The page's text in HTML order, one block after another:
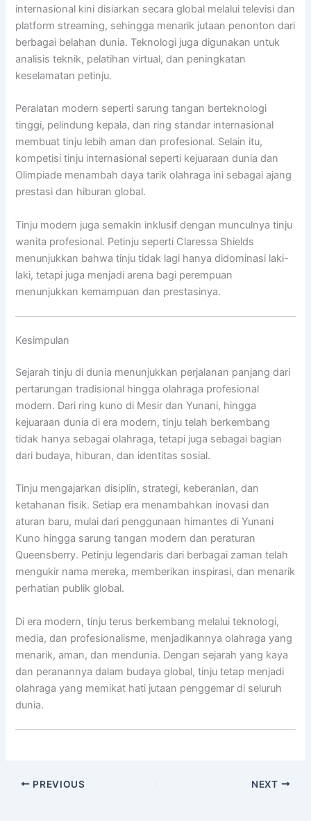
internasional kini disiarkan secara global melalui televisi dan
platform streaming, sehingga menarik jutaan penonton dari
berbagai belahan dunia. Teknologi juga digunakan untuk
analisis teknik, pelatihan virtual, dan peningkatan
keselamatan petinju.
Peralatan modern seperti sarung tangan berteknologi
tinggi, pelindung kepala, dan ring standar internasional
membuat tinju lebih aman dan profesional. Selain itu,
kompetisi tinju internasional seperti kejuaraan dunia dan
Olimpiade menambah daya tarik olahraga ini sebagai ajang
prestasi dan hiburan global.
Tinju modern juga semakin inklusif dengan munculnya tinju
wanita profesional. Petinju seperti Claressa Shields
menunjukkan bahwa tinju tidak lagi hanya didominasi laki-
laki, tetapi juga menjadi arena bagi perempuan
menunjukkan kemampuan dan prestasinya.
Kesimpulan
Sejarah tinju di dunia menunjukkan perjalanan panjang dari
pertarungan tradisional hingga olahraga profesional
modern. Dari ring kuno di Mesir dan Yunani, hingga
kejuaraan dunia di era modern, tinju telah berkembang
tidak hanya sebagai olahraga, tetapi juga sebagai bagian
dari budaya, hiburan, dan identitas sosial.
Tinju mengajarkan disiplin, strategi, keberanian, dan
ketahanan fisik. Setiap era menambahkan inovasi dan
aturan baru, mulai dari penggunaan himantes di Yunani
Kuno hingga sarung tangan modern dan peraturan
Queensberry. Petinju legendaris dari berbagai zaman telah
mengukir nama mereka, memberikan inspirasi, dan menarik
perhatian publik global.
Di era modern, tinju terus berkembang melalui teknologi,
media, dan profesionalisme, menjadikannya olahraga yang
menarik, aman, dan mendunia. Dengan sejarah yang kaya
dan peranannya dalam budaya global, tinju tetap menjadi
olahraga yang memikat hati jutaan penggemar di seluruh
dunia.
PREVIOUS NEXT